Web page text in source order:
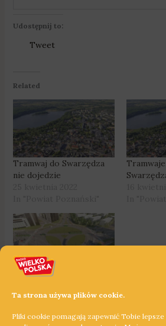
Ta strona używa plików cookie.
Pliki cookie pomagają zapewnić Tobie
Udostępnij to:
Tweet
Related
Tramwaj do Swarzędza
nie dojedzie
ZTM pyta pasażerów
In "autobusy"